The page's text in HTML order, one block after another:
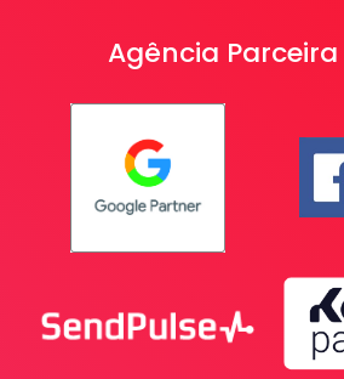
Agência Parceira